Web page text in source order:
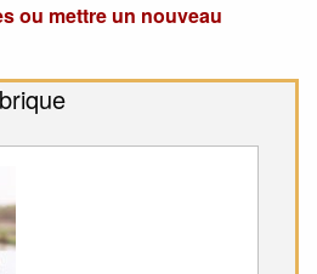
ou mettre un nouveau